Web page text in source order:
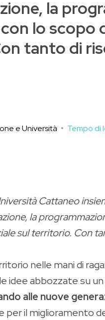
la
lo scopo
tanto di
e Università Tempo di
Cattaneo
la
sul territorio. Con
nelle mani di
abbozzate su
alle nuove
per il miglioramento